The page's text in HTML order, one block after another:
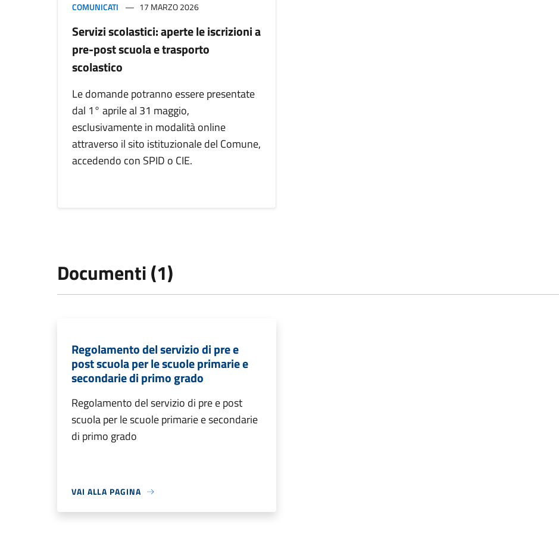
COMUNICATI 17 MARZO 2026
Servizi scolastici: aperte le iscrizioni a
pre-post scuola e trasporto
scolastico
Le domande potranno essere presentate
dal 1° aprile al 31 maggio,
esclusivamente in modalità online
attraverso il sito istituzionale del Comune,
accedendo con SPID o CIE.
Documenti (1)
Regolamento del servizio di pre e
post scuola per le scuole primarie e
secondarie di primo grado
Regolamento del servizio di pre e post
scuola per le scuole primarie e secondarie
di primo grado
VAI ALLA PAGINA